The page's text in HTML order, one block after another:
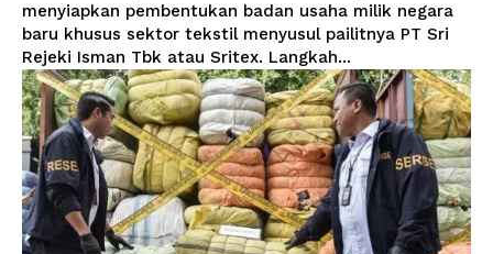
menyiapkan pembentukan badan usaha milik negara
baru khusus sektor tekstil menyusul pailitnya PT Sri
Rejeki Isman Tbk atau Sritex. Langkah...